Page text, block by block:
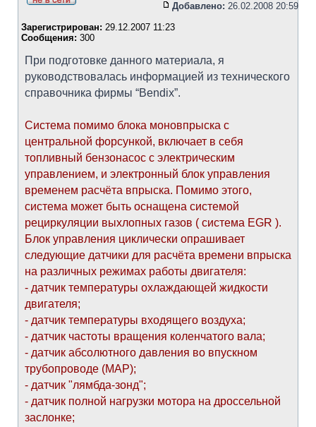
Добавлено: 26.02.2008 20:59
Зарегистрирован: 29.12.2007 11:23
Сообщения: 300
При подготовке данного материала, я
руководствовалась информацией из технического
справочника фирмы “Bendix”.
Система помимо блока моновпрыска с
центральной форсункой, включает в себя
топливный бензонасос с электрическим
управлением, и электронный блок управления
временем расчёта впрыска. Помимо этого,
система может быть оснащена системой
рециркуляции выхлопных газов ( система EGR ).
Блок управления циклически опрашивает
следующие датчики для расчёта времени впрыска
на различных режимах работы двигателя:
- датчик температуры охлаждающей жидкости
двигателя;
- датчик температуры входящего воздуха;
- датчик частоты вращения коленчатого вала;
- датчик абсолютного давления во впускном
трубопроводе (МАР);
- датчик "лямбда-зонд";
- датчик полной нагрузки мотора на дроссельной
заслонке;